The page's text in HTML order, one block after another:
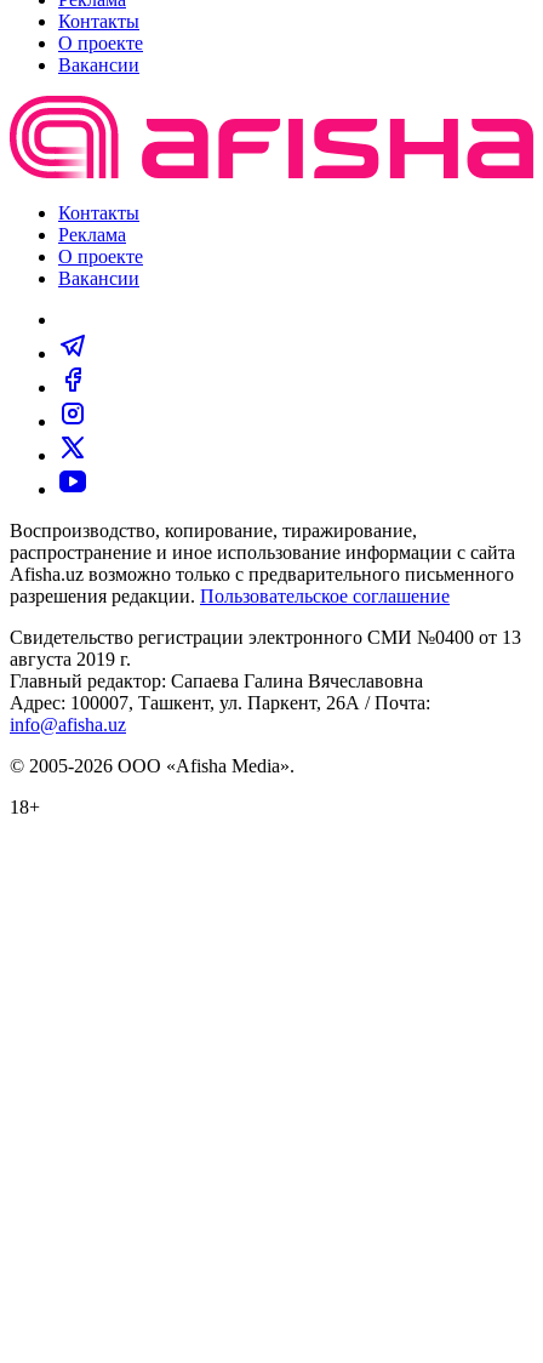
Контакты
О проекте
Вакансии
Контакты
Реклама
О проекте
Вакансии
Воспроизводство, копирование, тиражирование,
распространение и иное использование информации с сайта
Afisha.uz возможно только с предварительного письменного
разрешения редакции. Пользовательское соглашение
Свидетельство регистрации электронного СМИ №0400 от 13
августа 2019 г.
Главный редактор: Сапаева Галина Вячеславовна
Адрес: 100007, Ташкент, ул. Паркент, 26А / Почта:
info@afisha.uz
© 2005-2026 ООО «Afisha Media».
18+